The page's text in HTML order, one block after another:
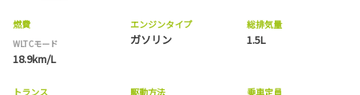
燃費
WLTCモード
18.9km/L
エンジンタイプ
ガソリン
総排気量
1.5L
トランス
駆動方法 乗車定員